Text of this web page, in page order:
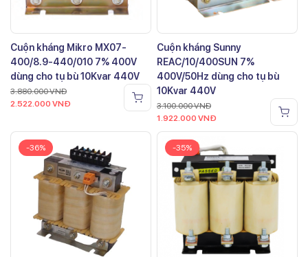
Cuộn kháng Mikro MX07-
400/8.9-440/010 7% 400V
dùng cho tụ bù 10Kvar 440V
3.880.000VNĐ
2.522.000 VNĐ
Cuộn kháng Sunny
REAC/10/400SUN 7%
400V/50Hz dùng cho tụ bù
10Kvar 440V
3.100.000VNĐ
1.922.000 VNĐ
-36% -35%